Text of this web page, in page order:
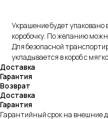
Украшение будет
коробочку. По желанию
Для безопасной
укладывается в короб с
Доставка
Гарантия
Возврат
Доставка
Гарантия
Гарантийный срок на внешние